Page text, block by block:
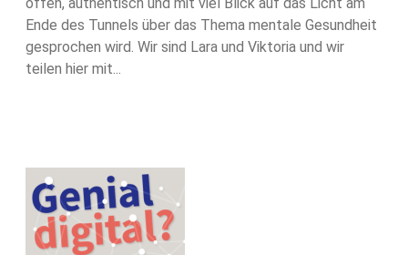
Ende des Tunnels über das Thema mentale Gesundheit
gesprochen wird. Wir sind Lara und Viktoria und wir
teilen hier mit...